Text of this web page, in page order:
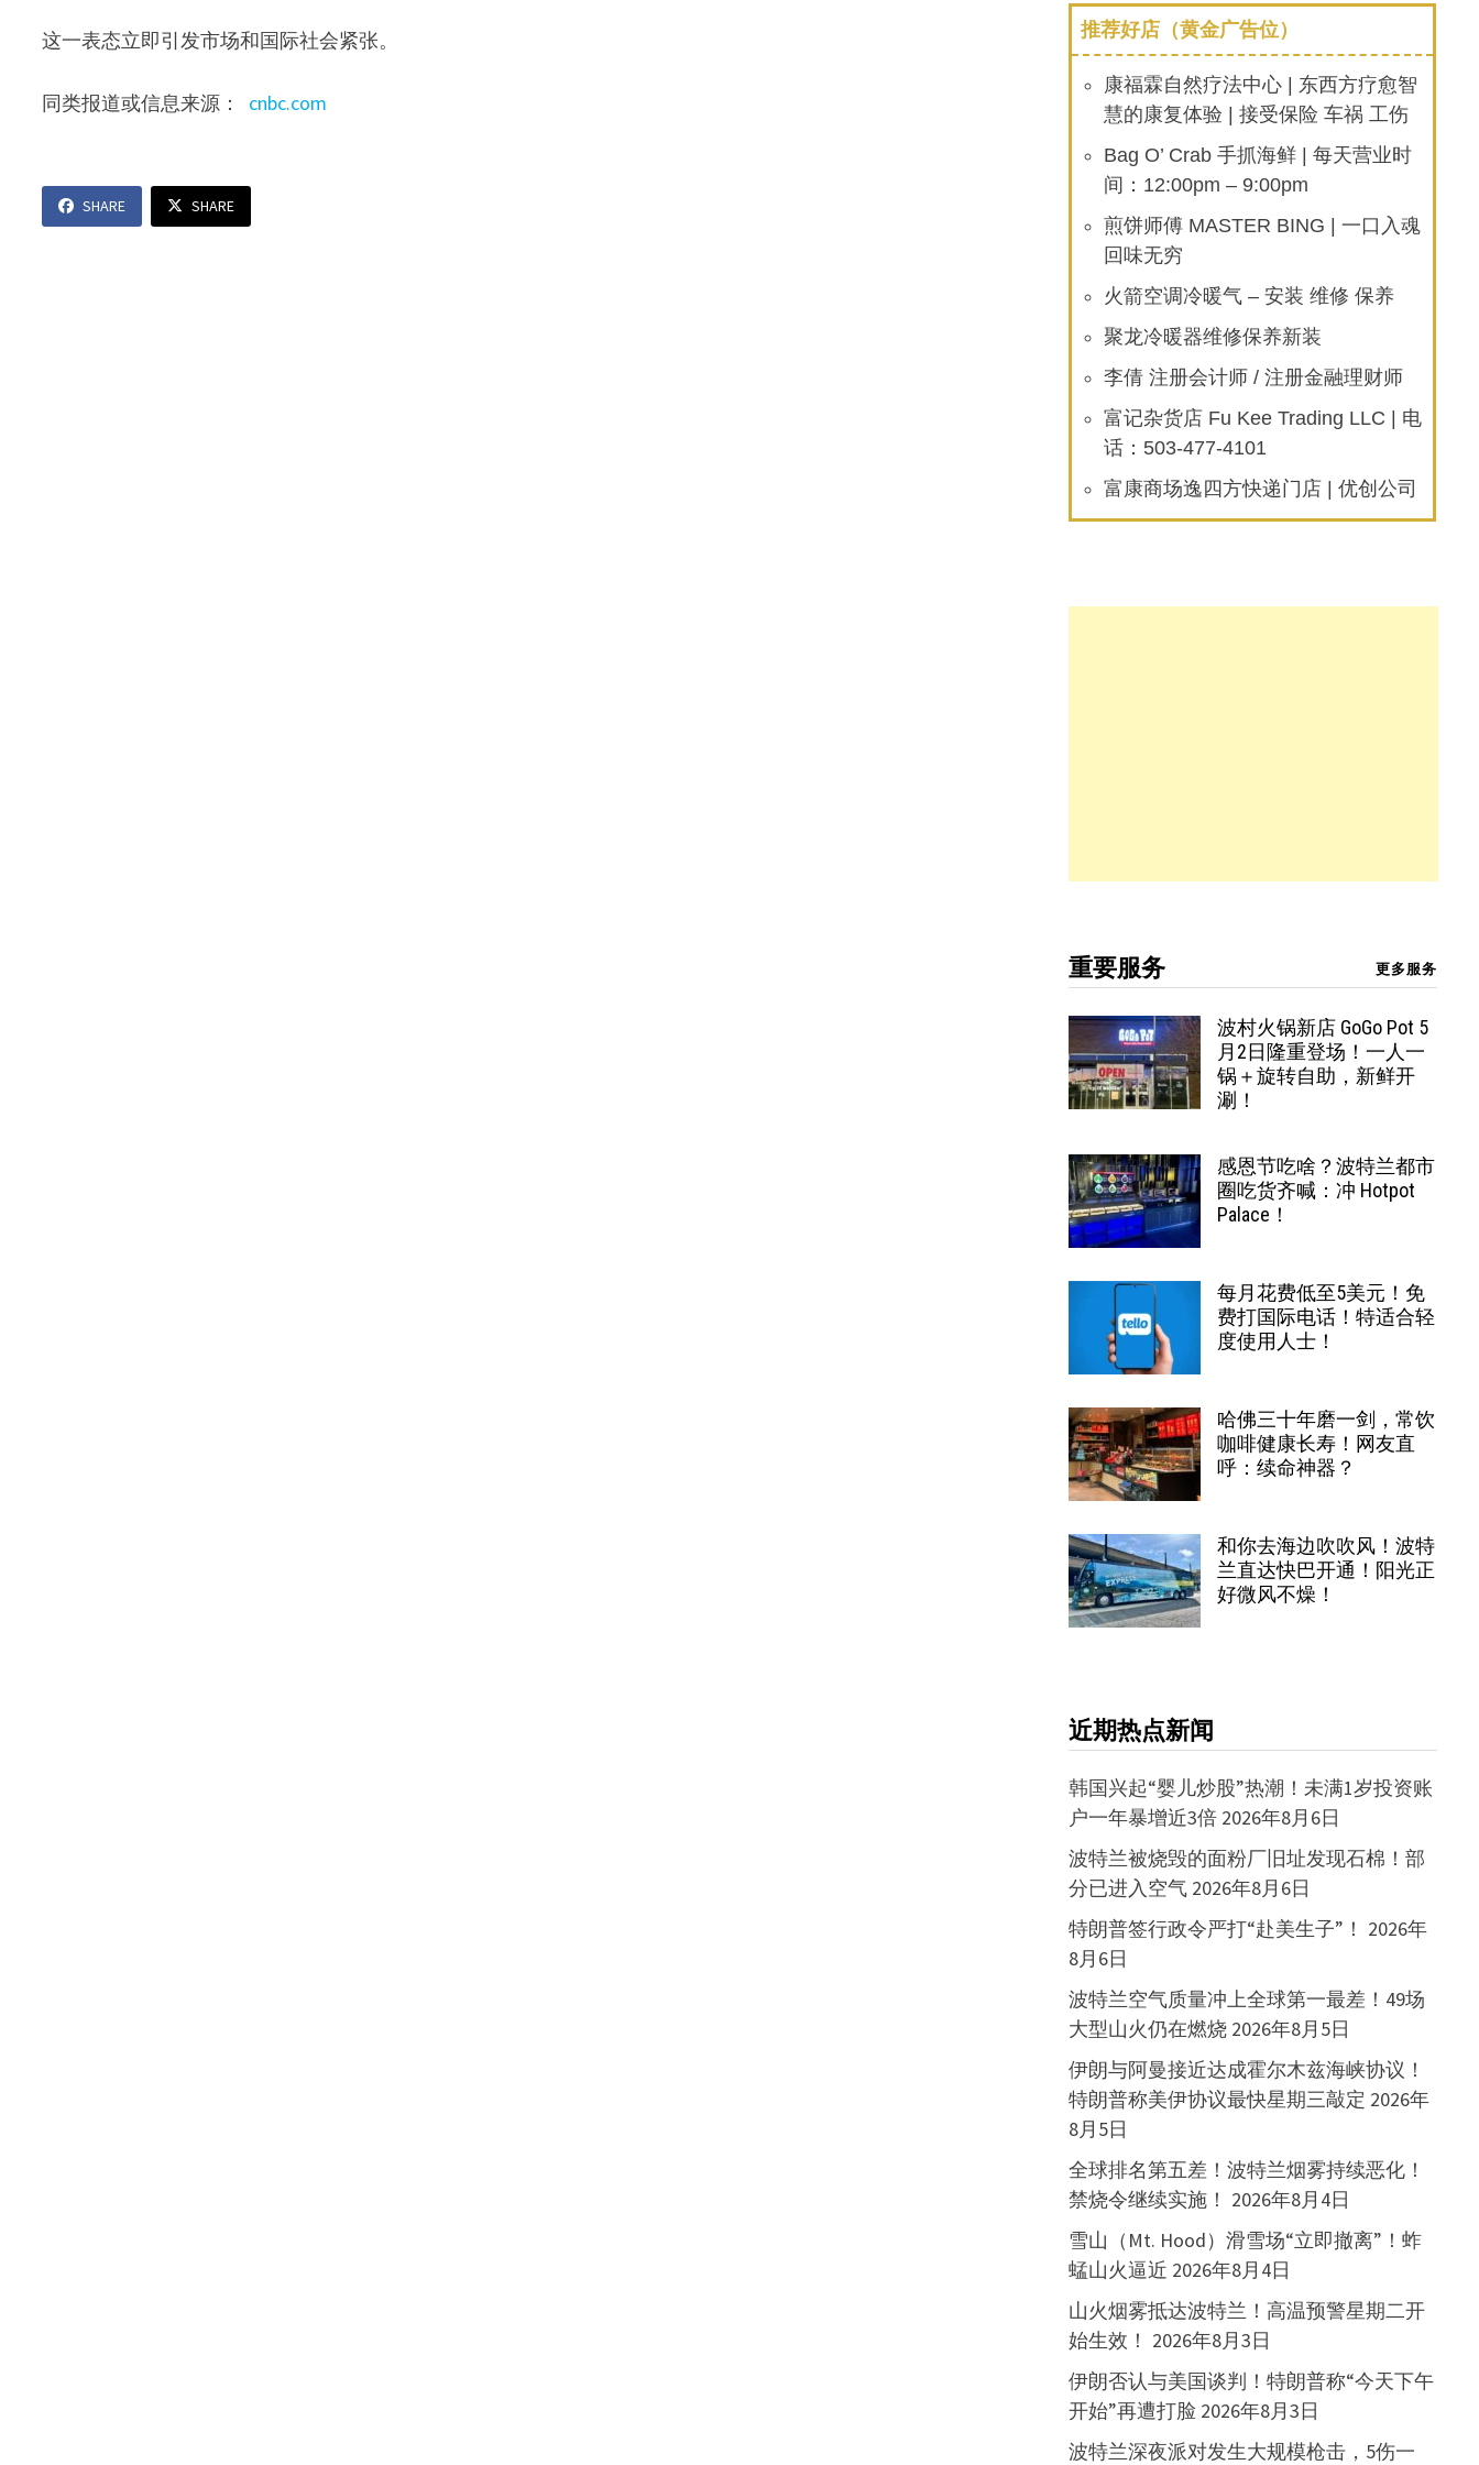
这一表态立即引发市场和国际社会紧张。
同类报道或信息来源： cnbc.com
SHARE SHARE
推荐好店（黄金广告位）
康福霖自然疗法中心 | 东西方疗愈智
慧的康复体验 | 接受保险 车祸 工伤
Bag O’ Crab 手抓海鲜 | 每天营业时
间：12:00pm – 9:00pm
煎饼师傅 MASTER BING | 一口入魂
回味无穷
火箭空调冷暖气 – 安装 维修 保养
聚龙冷暖器维修保养新装
李倩 注册会计师 / 注册金融理财师
富记杂货店 Fu Kee Trading LLC | 电
话：503-477-4101
富康商场逸四方快递门店 | 优创公司
重要服务 更多服务
波村火锅新店 GoGo Pot 5
月2日隆重登场！一人一
锅＋旋转自助，新鲜开
涮！
感恩节吃啥？波特兰都市
圈吃货齐喊：冲 Hotpot
Palace！
每月花费低至5美元！免
费打国际电话！特适合轻
度使用人士！
哈佛三十年磨一剑，常饮
咖啡健康长寿！网友直
呼：续命神器？
和你去海边吹吹风！波特
兰直达快巴开通！阳光正
好微风不燥！
近期热点新闻
韩国兴起“婴儿炒股”热潮！未满1岁投资账
户一年暴增近3倍 2026年8月6日
波特兰被烧毁的面粉厂旧址发现石棉！部
分已进入空气 2026年8月6日
特朗普签行政令严打“赴美生子”！ 2026年
8月6日
波特兰空气质量冲上全球第一最差！49场
大型山火仍在燃烧 2026年8月5日
伊朗与阿曼接近达成霍尔木兹海峡协议！
特朗普称美伊协议最快星期三敲定 2026年
8月5日
全球排名第五差！波特兰烟雾持续恶化！
禁烧令继续实施！ 2026年8月4日
雪山（Mt. Hood）滑雪场“立即撤离”！蚱
蜢山火逼近 2026年8月4日
山火烟雾抵达波特兰！高温预警星期二开
始生效！ 2026年8月3日
伊朗否认与美国谈判！特朗普称“今天下午
开始”再遭打脸 2026年8月3日
波特兰深夜派对发生大规模枪击，5伤一